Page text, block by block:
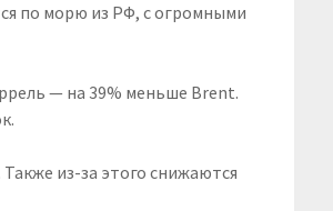
по морю из РФ, с огромными
— на 39% меньше Brent.
из-за этого снижаются